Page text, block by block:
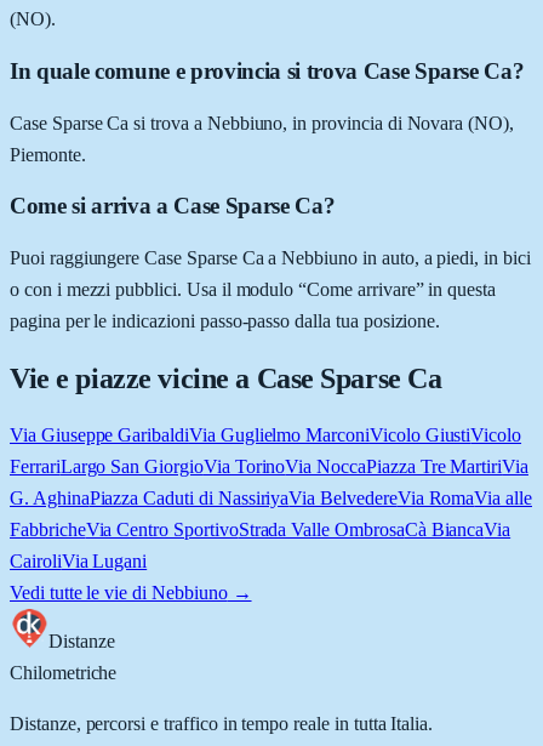
(NO).
In quale comune e provincia si trova Case Sparse Ca?
Case Sparse Ca si trova a Nebbiuno, in provincia di Novara (NO),
Piemonte.
Come si arriva a Case Sparse Ca?
Puoi raggiungere Case Sparse Ca a Nebbiuno in auto, a piedi, in bici
o con i mezzi pubblici. Usa il modulo “Come arrivare” in questa
pagina per le indicazioni passo-passo dalla tua posizione.
Vie e piazze vicine a Case Sparse Ca
Via Giuseppe GaribaldiVia Guglielmo MarconiVicolo GiustiVicolo
FerrariLargo San GiorgioVia TorinoVia NoccaPiazza Tre MartiriVia
G. AghinaPiazza Caduti di NassiriyaVia BelvedereVia RomaVia alle
FabbricheVia Centro SportivoStrada Valle OmbrosaCà BiancaVia
CairoliVia Lugani
Vedi tutte le vie di Nebbiuno→
Distanze
Chilometriche
Distanze, percorsi e traffico in tempo reale in tutta Italia.